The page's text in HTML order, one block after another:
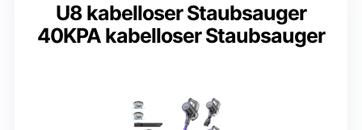
U8 kabelloser Staubsauger
40KPA kabelloser Staubsauger